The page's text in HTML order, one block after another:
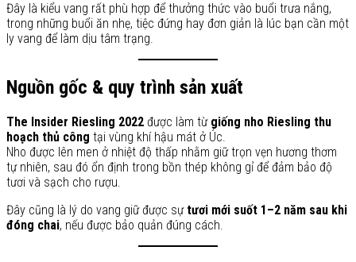
Đây là kiểu vang rất phù hợp để thưởng thức vào buổi trưa nắng,
trong những buổi ăn nhẹ, tiệc đứng hay đơn giản là lúc bạn cần một
ly vang để làm dịu tâm trạng.
Nguồn gốc & quy trình sản xuất
The Insider Riesling 2022 được làm từ giống nho Riesling thu
hoạch thủ công tại vùng khí hậu mát ở Úc.
Nho được lên men ở nhiệt độ thấp nhằm giữ trọn vẹn hương thơm
tự nhiên, sau đó ổn định trong bồn thép không gỉ để đảm bảo độ
tươi và sạch cho rượu.
Đây cũng là lý do vang giữ được sự tươi mới suốt 1–2 năm sau khi
đóng chai, nếu được bảo quản đúng cách.